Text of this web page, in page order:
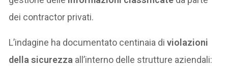
dei contractor privati.
L’indagine ha documentato centinaia diviolazioni
della sicurezza all’interno delle strutture aziendali: